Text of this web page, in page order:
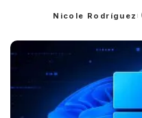
Posted
Nicole Rodríguez